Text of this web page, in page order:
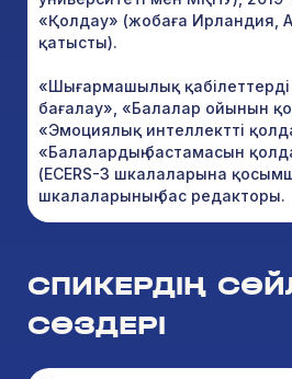
«Қолдау» (жобаға Ирландия,
қатысты).
«Шығармашылық
бағалау», «Балалар ойынын
«Эмоциялық интеллектті
«Балалардың бастамасын
(ECERS-3 шкалаларына
шкалаларының бас редакторы.
СПИКЕРДІҢ
СӨЗДЕРІ